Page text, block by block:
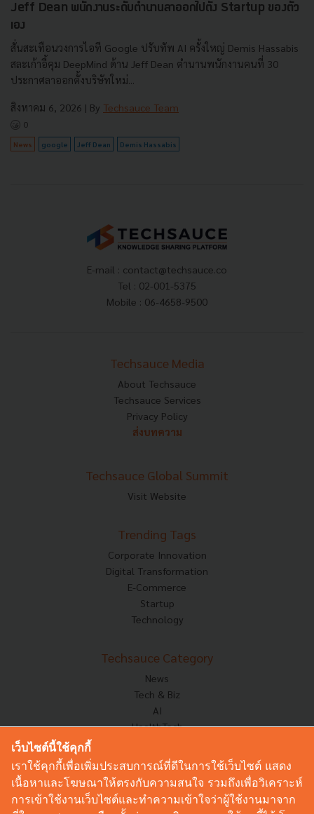
Jeff Dean พนักงานระดับตำนานลาออกไปตั้ง Startup ของตัว
เอง
สั่นสะเทือนวงการไอที Google ปรับทัพ AI ครั้งใหญ่ Demis Hassabis
สละเก้าอี้คุม DeepMind ด้าน Jeff Dean ตำนานพนักงานคนที่ 30
ประกาศลาออกตั้งบริษัทใหม่...
สิงหาคม 6, 2026 | By Techsauce Team
0
News google Jeff Dean Demis Hassabis
E-mail : contact@techsauce.co
Tel : 02-001-5375
Mobile : 06-4658-9500
Techsauce Media
About Techsauce
Techsauce Services
Privacy Policy
ส่งบทความ
Techsauce Global Summit
Visit Website
Trending Tags
Corporate Innovation
Digital Transformation
E-Commerce
Startup
Technology
Techsauce Category
News
Tech & Biz
AI
HealthTech
Corp Innov
Saucy Thoughts
Sustainable
เว็บไซต์นี้ใช้คุกกี้
เราใช้คุกกี้เพื่อเพิ่มประสบการณ์ที่ดีในการใช้เว็บไซต์ แสดง
เนื้อหาและโฆษณาให้ตรงกับความสนใจ รวมถึงเพื่อวิเคราะห์
การเข้าใช้งานเว็บไซต์และทำความเข้าใจว่าผู้ใช้งานมาจาก